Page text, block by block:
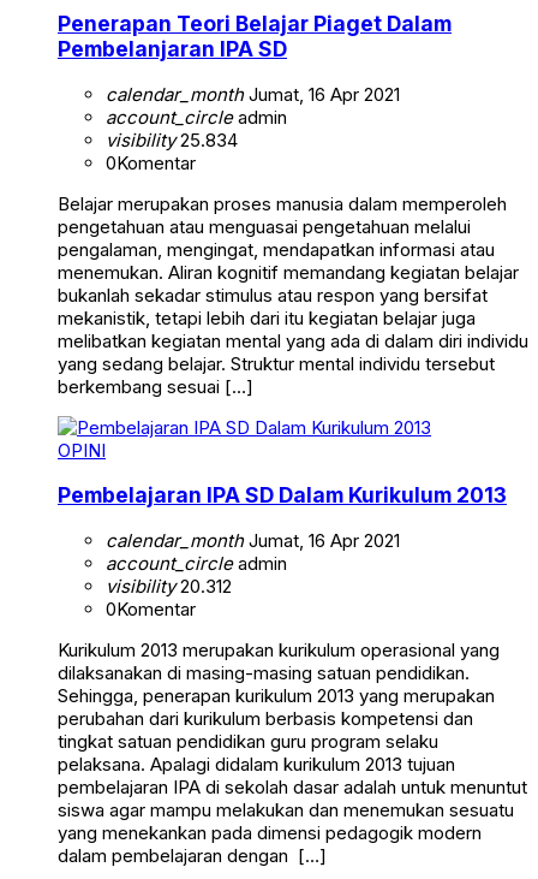
Penerapan Teori Belajar Piaget Dalam
Pembelanjaran IPA SD
calendar_monthJumat, 16 Apr 2021
account_circleadmin
visibility25.834
0Komentar
Belajar merupakan proses manusia dalam memperoleh
pengetahuan atau menguasai pengetahuan melalui
pengalaman, mengingat, mendapatkan informasi atau
menemukan. Aliran kognitif memandang kegiatan belajar
bukanlah sekadar stimulus atau respon yang bersifat
mekanistik, tetapi lebih dari itu kegiatan belajar juga
melibatkan kegiatan mental yang ada di dalam diri individu
yang sedang belajar. Struktur mental individu tersebut
berkembang sesuai […]
OPINI
Pembelajaran IPA SD Dalam Kurikulum 2013
calendar_monthJumat, 16 Apr 2021
account_circleadmin
visibility20.312
0Komentar
Kurikulum 2013 merupakan kurikulum operasional yang
dilaksanakan di masing-masing satuan pendidikan.
Sehingga, penerapan kurikulum 2013 yang merupakan
perubahan dari kurikulum berbasis kompetensi dan
tingkat satuan pendidikan guru program selaku
pelaksana. Apalagi didalam kurikulum 2013 tujuan
pembelajaran IPA di sekolah dasar adalah untuk menuntut
siswa agar mampu melakukan dan menemukan sesuatu
yang menekankan pada dimensi pedagogik modern
dalam pembelajaran dengan […]